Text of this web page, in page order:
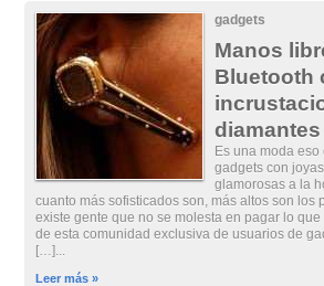
gadgets
Manos
Bluetooth
diamantes
Es una moda
gadgets con
glamorosas a la
cuanto más sofisticados son, más altos son los
existe gente que no se molesta en pagar lo
de esta comunidad exclusiva de usuarios de
[…]...
Leer más »